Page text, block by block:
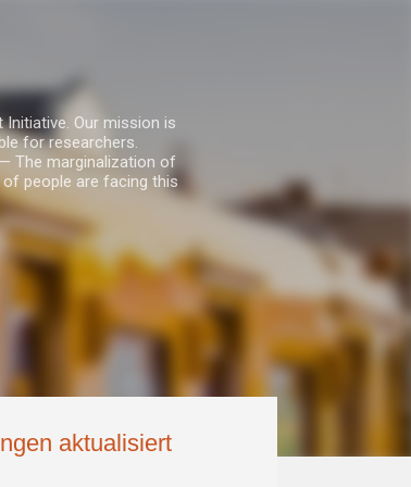
Our mission is
for researchers.
The marginalization of
people are facing this
aktualisiert